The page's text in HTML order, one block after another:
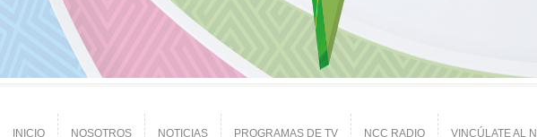
INICIO NOSOTROS NOTICIAS PROGRAMAS DE TV NCC RADIO VINCÚLATE AL